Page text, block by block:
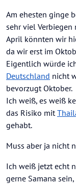
Am ehesten ginge
sehr viel Verbiegen
April könnten wir
da wir erst im
Eigentlich würde
Deutschland nicht
bevorzugt Oktober.
Ich weiß, es weiß
das Risiko mit
gehabt.
Muss aber ja nicht
Ich weiß jetzt echt
gerne Samana